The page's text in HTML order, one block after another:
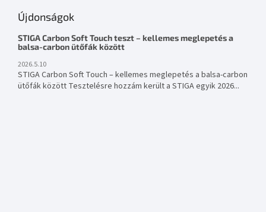
Újdonságok
STIGA Carbon Soft Touch teszt – kellemes meglepetés a
balsa-carbon ütőfák között
2026.5.10
STIGA Carbon Soft Touch – kellemes meglepetés a balsa-carbon
ütőfák között Tesztelésre hozzám került a STIGA egyik 2026...